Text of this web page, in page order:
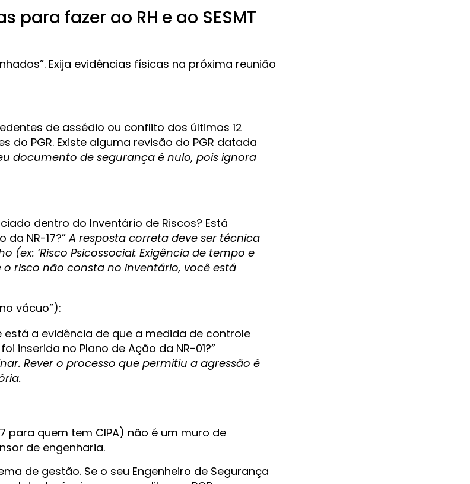
para fazer ao RH e ao SESMT
Exija evidências físicas na próxima reunião
de assédio ou conflito dos últimos 12
do PGR. Existe alguma revisão do PGR datada
documento de segurança é nulo, pois ignora
dentro do Inventário de Riscos? Está
da NR-17?”A resposta correta deve ser técnica
‘Risco Psicossocial: Exigência de tempo e
o risco não consta no inventário, você está
vácuo”):
está a evidência de que a medida de controle
inserida no Plano de Ação da NR-01?”
Rever o processo que permitiu a agressão é
para quem tem CIPA) não é um muro de
de engenharia.
de gestão. Se o seu Engenheiro de Segurança